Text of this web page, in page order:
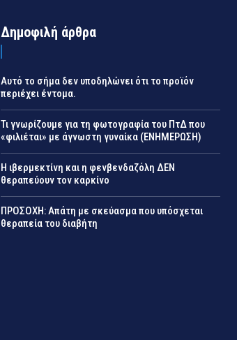
Δημοφιλή άρθρα
Αυτό το σήμα δεν υποδηλώνει ότι το προϊόν
περιέχει έντομα.
Τι γνωρίζουμε για τη φωτογραφία του ΠτΔ που
«φιλιέται» με άγνωστη γυναίκα (ΕΝΗΜΕΡΩΣΗ)
Η ιβερμεκτίνη και η φενβενδαζόλη ΔΕΝ
θεραπεύουν τον καρκίνο
ΠΡΟΣΟΧΗ: Απάτη με σκεύασμα που υπόσχεται
θεραπεία του διαβήτη